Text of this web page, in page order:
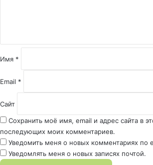
и
й
Имя *
Email *
Сайт
Сохранить моё имя, email и адрес сайта в
последующих моих комментариев.
Уведомить меня о новых комментариях по
Уведомлять меня о новых записях почтой.